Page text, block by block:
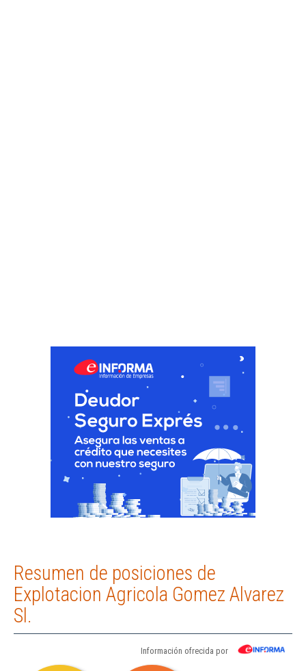
Resumen de posiciones de
Explotacion Agricola Gomez Alvarez
Sl.
Información ofrecida por